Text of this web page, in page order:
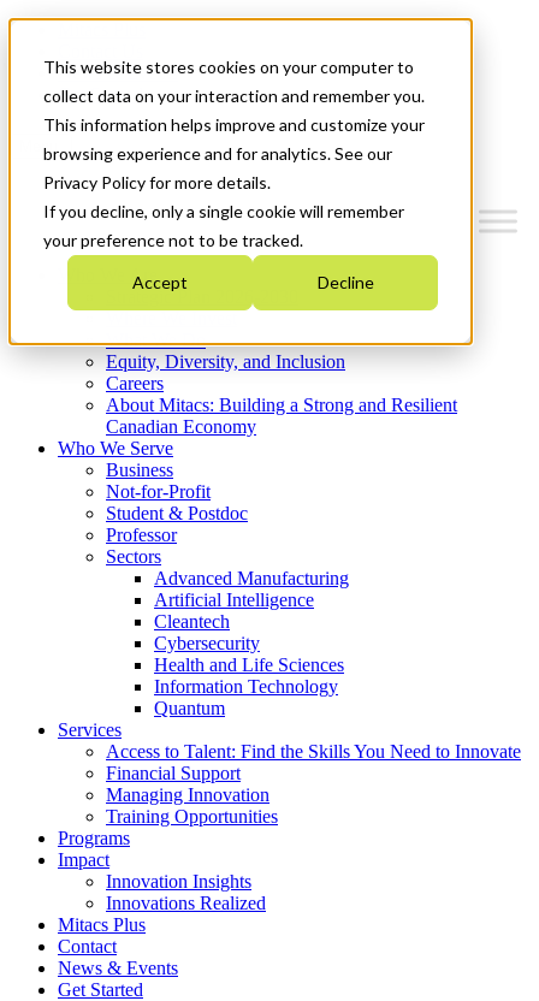
This website stores cookies on your computer to
collect data on your interaction and remember you.
This information helps improve and customize your
browsing experience and for analytics. See our
Privacy Policy for more details.
If you decline, only a single cookie will remember
your preference not to be tracked.
Accept Decline
News & Events
Get Started
Menu
Who We Are
Strategic Plan 2026-2030
What We Do
Equity, Diversity, and Inclusion
Careers
About Mitacs: Building a Strong and Resilient
Canadian Economy
Who We Serve
Business
Not-for-Profit
Student & Postdoc
Professor
Sectors
Advanced Manufacturing
Artificial Intelligence
Cleantech
Cybersecurity
Health and Life Sciences
Information Technology
Quantum
Services
Access to Talent: Find the Skills You Need to Innovate
Financial Support
Managing Innovation
Training Opportunities
Programs
Impact
Innovation Insights
Innovations Realized
Mitacs Plus
Contact
News & Events
Get Started